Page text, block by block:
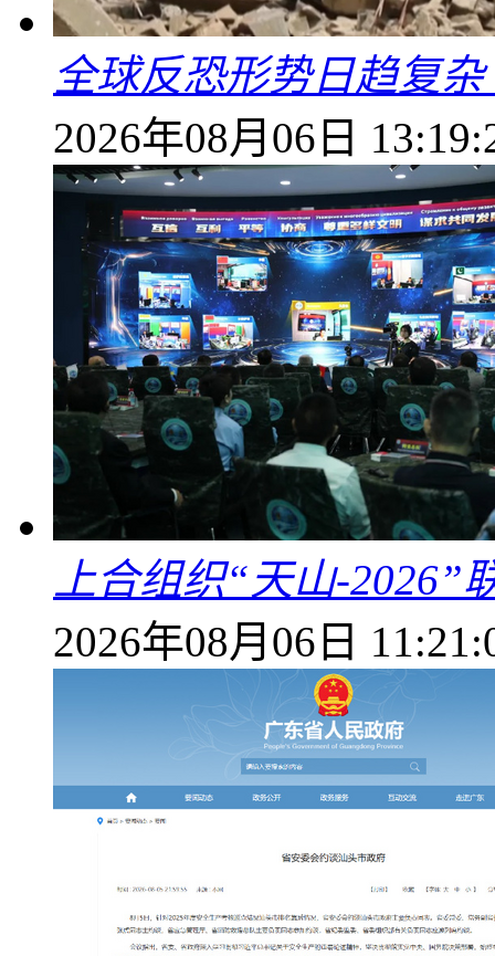
全球反恐形势日趋复
2026年08月06日
上合组织“天山-2026”
2026年08月06日